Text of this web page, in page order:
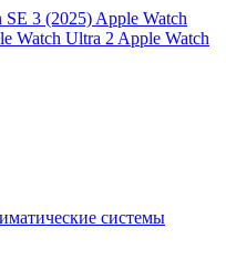
SE 3 (2025) Apple Watch
Watch Ultra 2 Apple Watch
системы